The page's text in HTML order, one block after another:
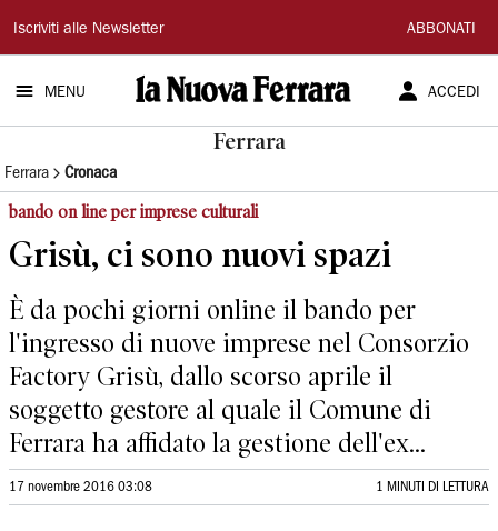
La
Nuova
Ferrara
Iscriviti alle Newsletter ABBONATI
MENU ACCEDI
Ferrara
Ferrara Cronaca
bando on line per imprese culturali
Grisù, ci sono nuovi spazi
È da pochi giorni online il bando per
l'ingresso di nuove imprese nel Consorzio
Factory Grisù, dallo scorso aprile il
soggetto gestore al quale il Comune di
Ferrara ha affidato la gestione dell'ex...
17 novembre 2016 03:08 1 MINUTI DI LETTURA